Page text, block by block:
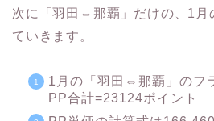
次に「羽田⇔那覇」だけの、1月
ていきます。
1月の「羽田⇔那覇」のフ
PP合計=23124ポイント